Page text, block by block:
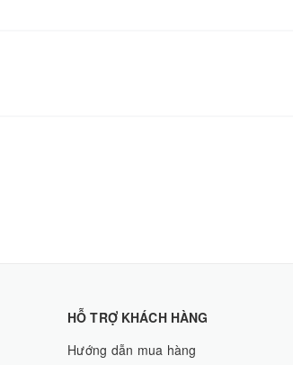
HỖ TRỢ KHÁCH HÀNG
Hướng dẫn mua hàng